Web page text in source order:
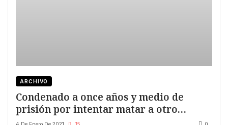
ARCHIVO
Condenado a once años y medio de
prisión por intentar matar a otro
interno en la prisión de Valladolid